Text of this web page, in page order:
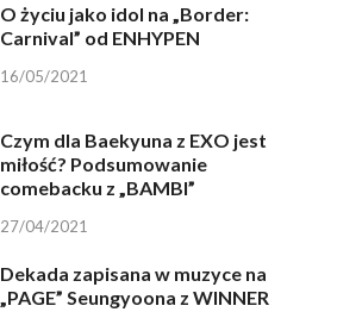
O życiu jako idol na „Border:
Carnival” od ENHYPEN
16/05/2021
Czym dla Baekyuna z EXO jest
miłość? Podsumowanie
comebacku z „BAMBI”
27/04/2021
Dekada zapisana w muzyce na
„PAGE” Seungyoona z WINNER